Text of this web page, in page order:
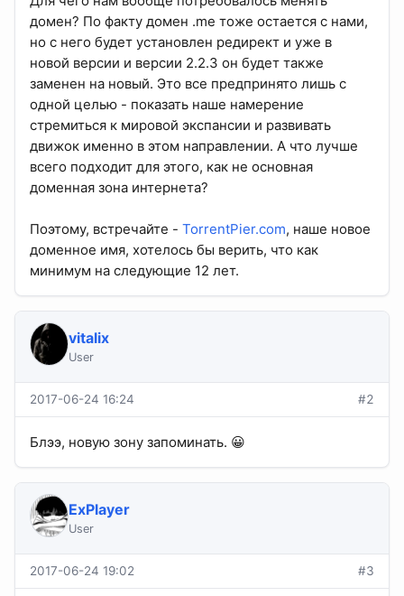
домен? По факту домен .me тоже остается с нами,
но с него будет установлен редирект и уже в
новой версии и версии 2.2.3 он будет также
заменен на новый. Это все предпринято лишь с
одной целью - показать наше намерение
стремиться к мировой экспансии и развивать
движок именно в этом направлении. А что лучше
всего подходит для этого, как не основная
доменная зона интернета?
Поэтому, встречайте - TorrentPier.com, наше новое
доменное имя, хотелось бы верить, что как
минимум на следующие 12 лет.
vitalix
User
2017-06-24 16:24 #2
Блээ, новую зону запоминать. 😀
ExPlayer
User
2017-06-24 19:02 #3